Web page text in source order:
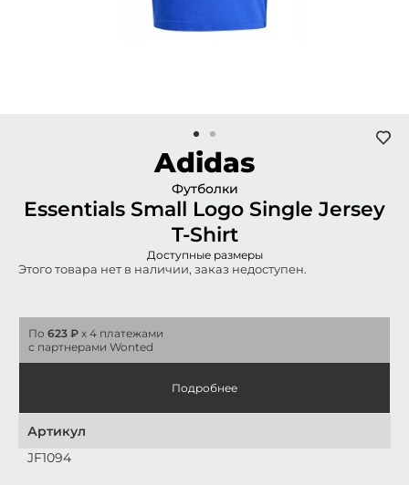
Adidas
Футболки
Essentials Small Logo Single Jersey
T-Shirt
Доступные размеры
Этого товара нет в наличии, заказ недоступен.
По 623 ₽ x 4 платежами
с партнерами Wonted
Подробнее
Артикул
JF1094